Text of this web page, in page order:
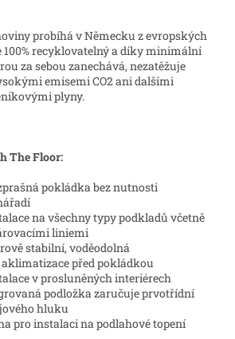
probíhá v Německu z evropských
recyklovatelný a díky minimální
za sebou zanechává, nezatěžuje
emisemi CO2 ani dalšími
plyny.
The Floor:
pokládka bez nutnosti
na všechny typy podkladů včetně
liniemi
stabilní, voděodolná
před pokládkou
v prosluněných interiérech
podložka zaručuje prvotřídní
hluku
pro instalaci na podlahové topení